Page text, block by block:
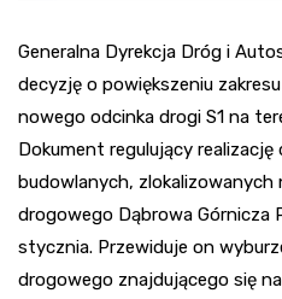
Generalna Dyrekcja Dróg i
decyzję o powiększeniu
nowego odcinka drogi S1 na
Dokument regulujący
budowlanych, zlokalizowanych
drogowego Dąbrowa Górnicza
stycznia. Przewiduje on
drogowego znajdującego się